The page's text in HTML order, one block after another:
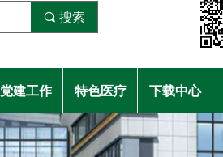
끠 搜索
党建工作 特色医疗 下载中心